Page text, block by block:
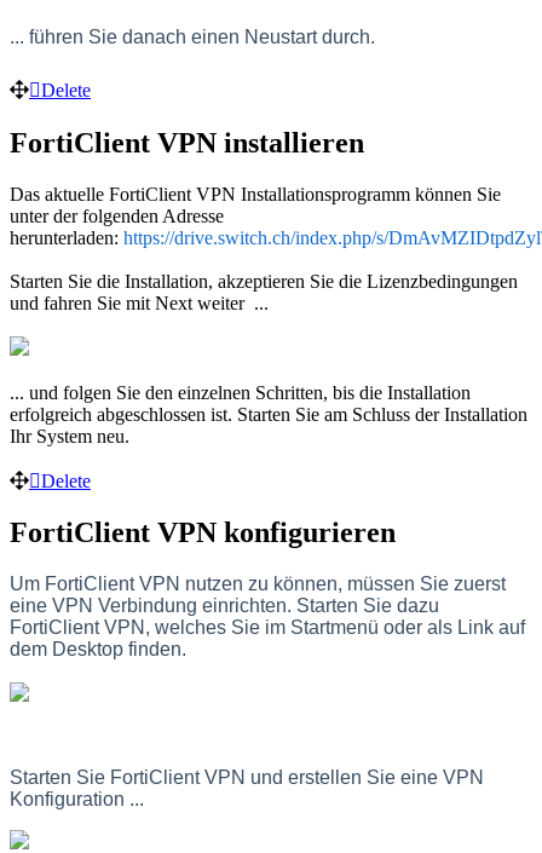
... führen Sie danach einen Neustart durch.
Delete
FortiClient VPN installieren
Das aktuelle FortiClient VPN Installationsprogramm können Sie
unter der folgenden Adresse
herunterladen: https://drive.switch.ch/index.php/s/
Starten Sie die Installation, akzeptieren Sie die Lizenzbedingungen
und fahren Sie mit Next weiter ...
... und folgen Sie den einzelnen Schritten, bis die Installation
erfolgreich abgeschlossen ist. Starten Sie am Schluss der Installation
Ihr System neu.
Delete
FortiClient VPN konfigurieren
Um FortiClient VPN nutzen zu können, müssen Sie zuerst
eine VPN Verbindung einrichten. Starten Sie dazu
FortiClient VPN, welches Sie im Startmenü oder als Link auf
dem Desktop finden.
Starten Sie FortiClient VPN und erstellen Sie eine VPN
Konfiguration ...